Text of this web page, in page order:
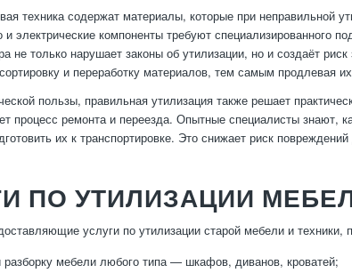
техника содержат материалы, которые при неправильной
и электрические компоненты требуют
не только нарушает законы об утилизации, но и создаёт
и переработку материалов, тем самым продлевая
пользы, правильная утилизация также решает
процесс ремонта и переезда. Опытные специалисты знают,
их к транспортировке. Это снижает риск
ПО УТИЛИЗАЦИИ
услуги по утилизации старой мебели и
мебели любого типа — шкафов, диванов, кроватей;